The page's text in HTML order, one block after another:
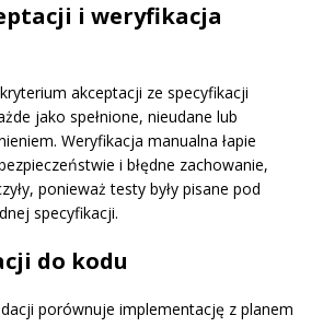
i weryfikacja
akceptacji ze specyfikacji
jako spełnione, nieudane lub
Weryfikacja manualna łapie
i błędne zachowanie,
ponieważ testy były pisane pod
specyfikacji.
do kodu
porównuje implementację z planem